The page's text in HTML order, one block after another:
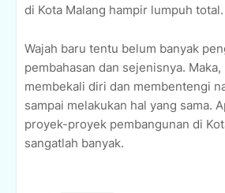
di Kota Malang hampir lumpuh total.
Wajah baru tentu belum banyak
pembahasan dan sejenisnya.
membekali diri dan membentengi
sampai melakukan hal yang sama.
proyek-proyek pembangunan di
sangatlah banyak.